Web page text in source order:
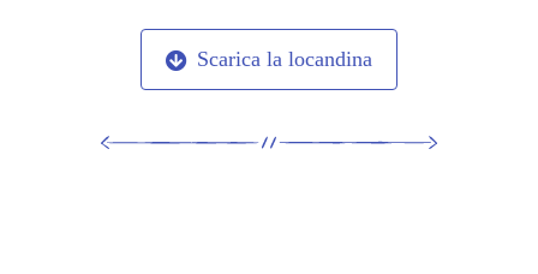
Scarica la locandina